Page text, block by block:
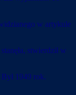
w artykule
stwierdził w
1949 rok.